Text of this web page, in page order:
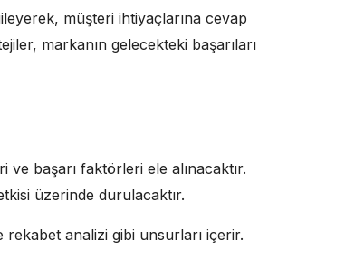
müşteri ihtiyaçlarına cevap
markanın gelecekteki başarıları
başarı faktörleri ele alınacaktır.
üzerinde durulacaktır.
rekabet analizi gibi unsurları içerir.